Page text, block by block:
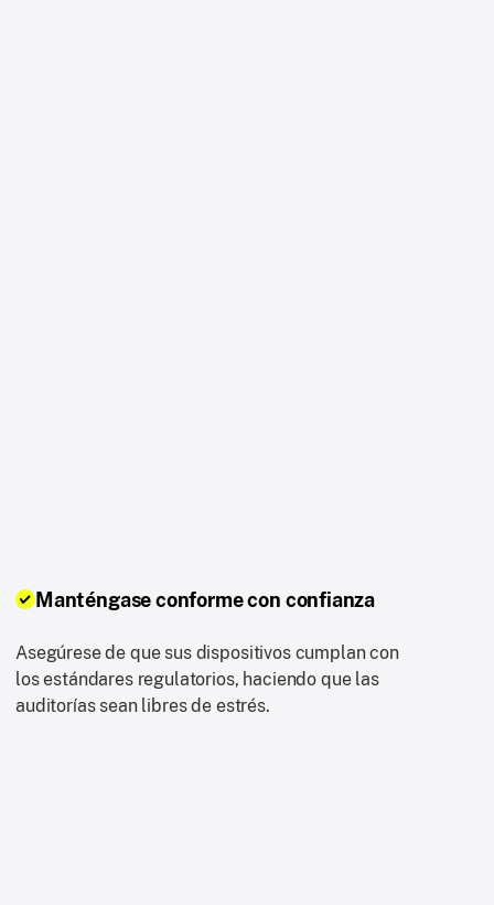
Manténgase conforme con confianza
Asegúrese de que sus dispositivos cumplan con
los estándares regulatorios, haciendo que las
auditorías sean libres de estrés.